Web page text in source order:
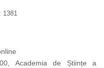
1381
Academia de Științe a